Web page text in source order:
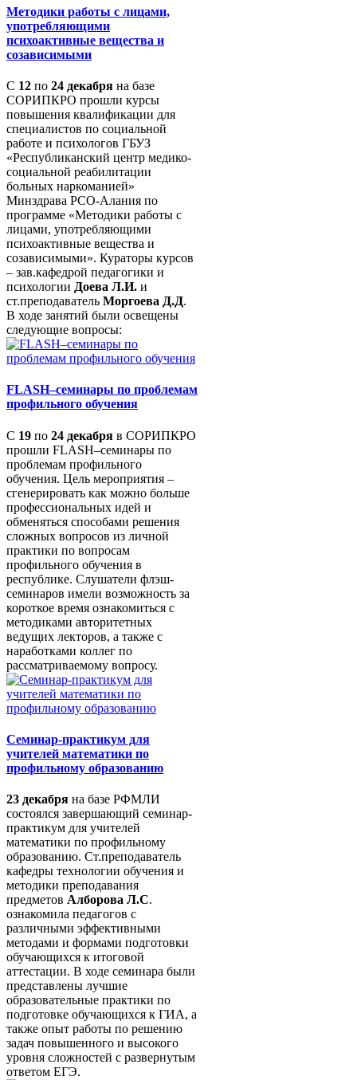
Методики работы с лицами,
употребляющими
психоактивные вещества и
созависимыми
С 12 по 24 декабря на базе
СОРИПКРО прошли курсы
повышения квалификации для
специалистов по социальной
работе и психологов ГБУЗ
«Республиканский центр медико-
социальной реабилитации
больных наркоманией»
Минздрава РСО-Алания по
программе «Методики работы с
лицами, употребляющими
психоактивные вещества и
созависимыми». Кураторы курсов
– зав.кафедрой педагогики и
психологии Доева Л.И. и
ст.преподаватель Моргоева Д.Д.
В ходе занятий были освещены
следующие вопросы:
FLASH–семинары по проблемам
профильного обучения
С 19 по 24 декабря в СОРИПКРО
прошли FLASH–семинары по
проблемам профильного
обучения. Цель мероприятия –
сгенерировать как можно больше
профессиональных идей и
обменяться способами решения
сложных вопросов из личной
практики по вопросам
профильного обучения в
республике. Слушатели флэш-
семинаров имели возможность за
короткое время ознакомиться с
методиками авторитетных
ведущих лекторов, а также с
наработками коллег по
рассматриваемому вопросу.
Семинар-практикум для
учителей математики по
профильному образованию
23 декабря на базе РФМЛИ
состоялся завершающий семинар-
практикум для учителей
математики по профильному
образованию. Ст.преподаватель
кафедры технологии обучения и
методики преподавания
предметов Алборова Л.С.
ознакомила педагогов с
различными эффективными
методами и формами подготовки
обучающихся к итоговой
аттестации. В ходе семинара были
представлены лучшие
образовательные практики по
подготовке обучающихся к ГИА, а
также опыт работы по решению
задач повышенного и высокого
уровня сложностей с развернутым
ответом ЕГЭ.